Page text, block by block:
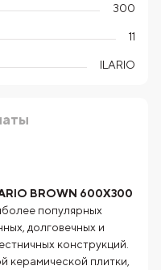
300
11
ILARIO
BROWN 600X300
популярных
долговечных и
конструкций.
керамической плитки,